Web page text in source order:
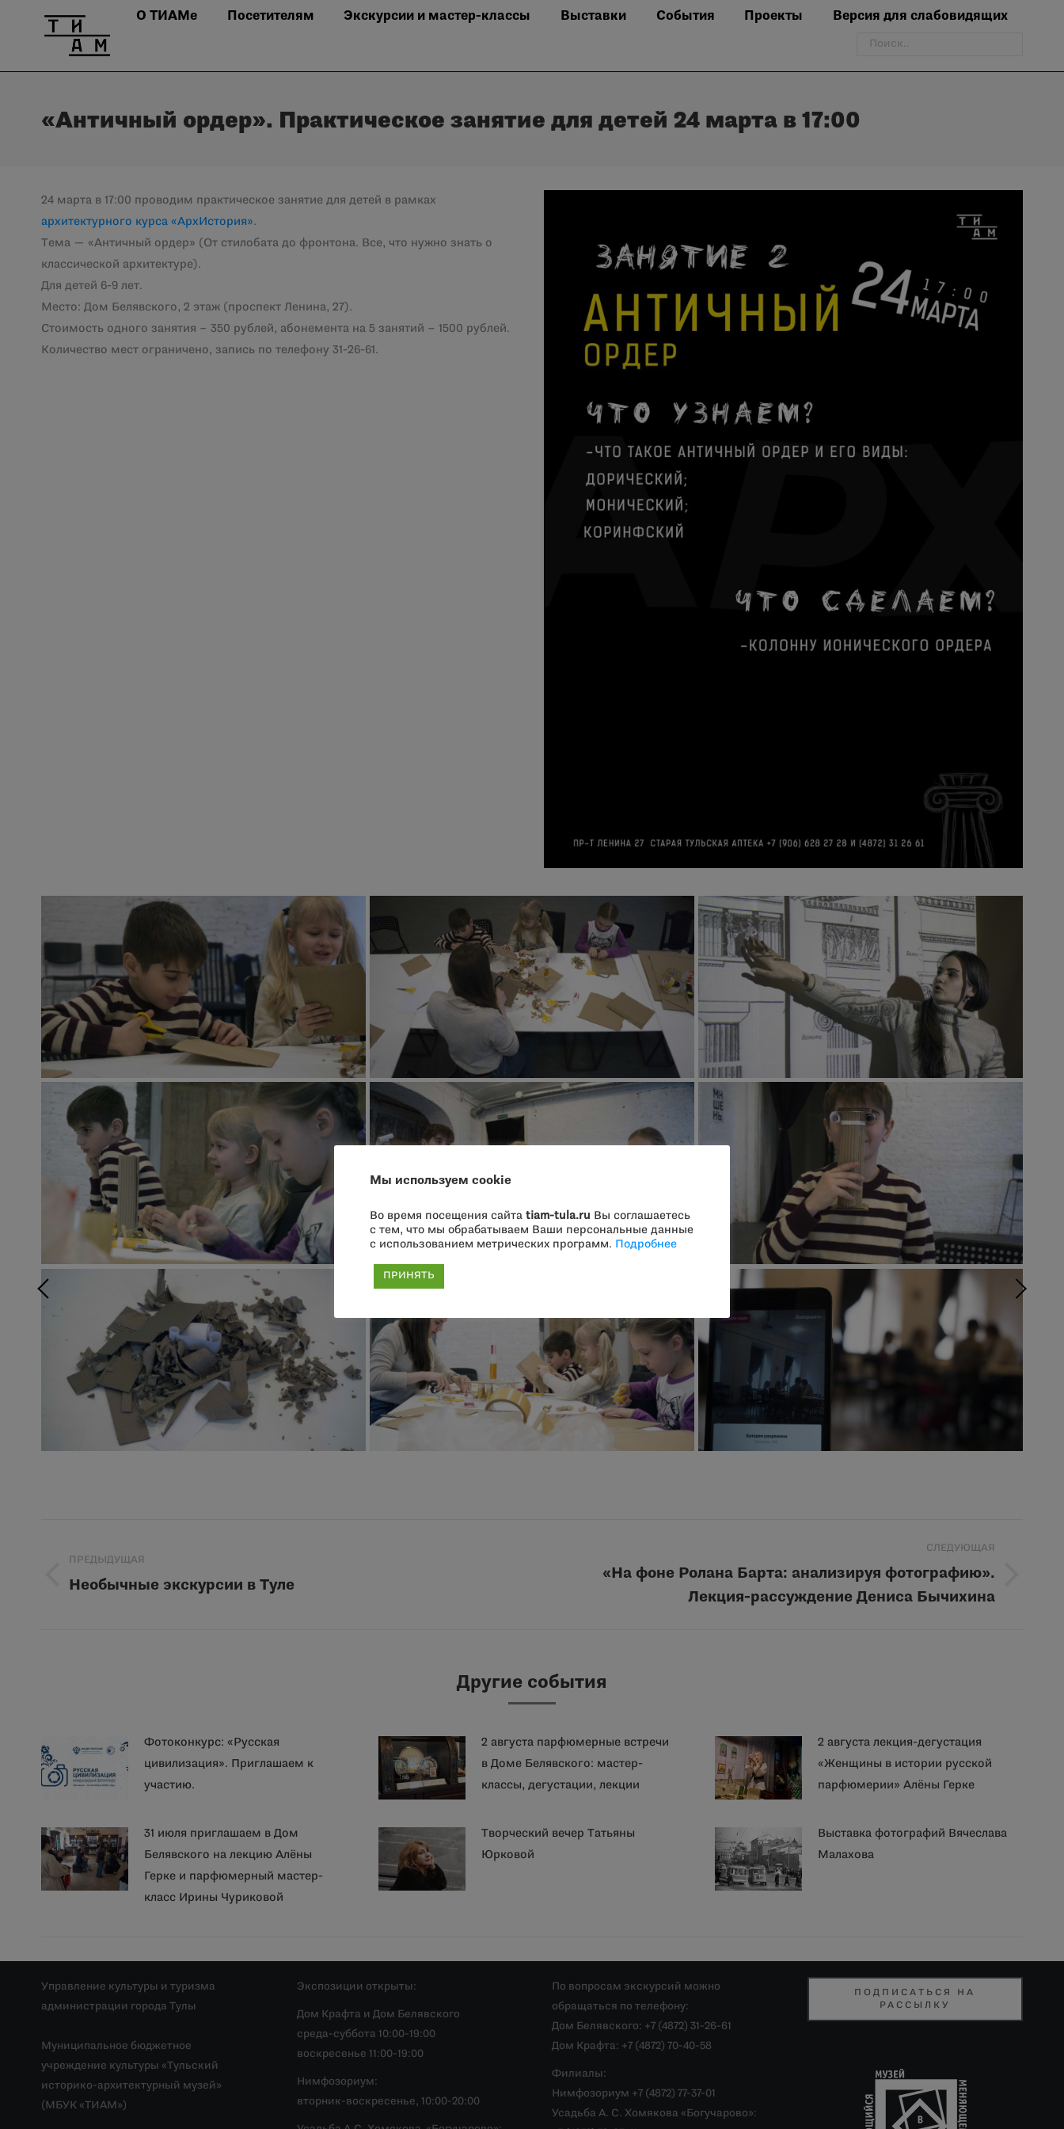
О ТИАМе Посетителям Экскурсии и мастер-классы Выставки События Проекты Версия для слабовидящих
Поиск:
«Античный ордер». Практическое занятие для детей 24 марта в 17:00
24 марта в 17:00 проводим практическое занятие для детей в рамках
архитектурного курса «АрхИстория».
Тема — «Античный ордер» (От стилобата до фронтона. Все, что нужно знать о
классической архитектуре).
Для детей 6-9 лет.
Место: Дом Белявского, 2 этаж (проспект Ленина, 27).
Стоимость одного занятия – 350 рублей, абонемента на 5 занятий – 1500 рублей.
Количество мест ограничено, запись по телефону 31-26-61.
по ПРЕДЫДУЩАЯ
Предыдущая
Необычные экскурсии в Туле
СЛЕДУЮЩАЯ
«На фоне Ролана Барта: анализируя фотографию».
Лекция-рассуждение Дениса Бычихина
Другие события
Фотоконкурс: «Русская
цивилизация». Приглашаем к
участию.
2 августа парфюмерные встречи
в Доме Белявского: мастер-
классы, дегустации, лекции
2 августа лекция-дегустация
«Женщины в истории русской
парфюмерии» Алёны Герке
31 июля приглашаем в Дом
Белявского на лекцию Алёны
Герке и парфюмерный мастер-
класс Ирины Чуриковой
Творческий вечер Татьяны
Юрковой
Выставка фотографий Вячеслава
Малахова
Управление культуры и туризма
администрации города Тулы
Муниципальное бюджетное
учреждение культуры «Тульский
историко-архитектурный музей»
(МБУК «ТИАМ»)
Экспозиции открыты:
Дом Крафта и Дом Белявского
среда-суббота 10:00-19:00
воскресенье 11:00-19:00
Нимфозориум:
вторник-воскресенье, 10:00-20:00
По вопросам экскурсий можно
обращаться по телефону:
Дом Белявского: +7 (4872) 31-26-61
Дом Крафта: +7 (4872) 70-40-58
Филиалы:
Нимфозориум +7 (4872) 77-37-01
Усадьба А. С. Хомякова «Богучарово»:
ПОДПИСАТЬСЯ НА
РАССЫЛКУ
Мы используем cookie
Во время посещения сайта tiam-tula.ru Вы соглашаетесь
с тем, что мы обрабатываем Ваши персональные данные
с использованием метрических программ.
Подробнее
ПРИНЯТЬ